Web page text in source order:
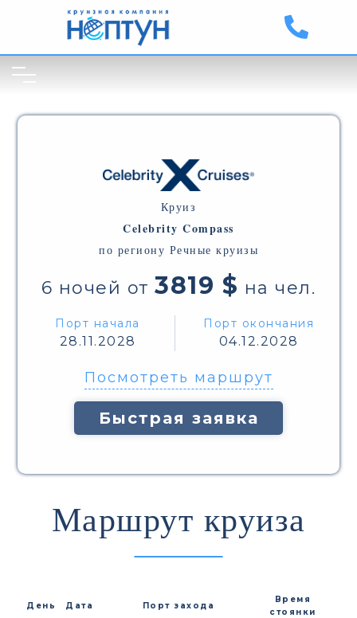
Круиз
Celebrity Compass
по региону Речные круизы
6 ночей от3819 $ на чел.
Порт начала
28.11.2028
Порт окончания
04.12.2028
Посмотреть маршрут
Быстрая заявка
Маршрут круиза
День Дата Порт захода
Время
стоянки